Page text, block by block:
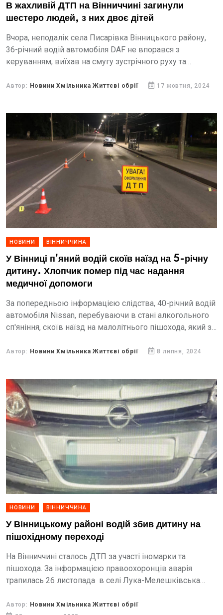
В жахливій ДТП на Вінниччині загинули
шестеро людей, з них двоє дітей
Вчора, неподалік села Писарівка Вінницького району,
36-річний водій автомобіля DAF не впорався з
керуванням, виїхав на смугу зустрічного руху та
під керуванням 48-річного вінничанина,...
Автор: Новини Хмільника Життєві обрії 17 жовтня, 2024
НОВИНИ ВІННИЧЧИНА
У Вінниці п'яний водій скоїв наїзд на 5-річну
дитину. Хлопчик помер під час надання
медичної допомоги
За попередньою інформацією слідства, 40-річний водій
автомобіля Nissan, перебуваючи в стані алкогольного
сп'яніння, скоїв наїзд на малолітнього пішохода, який з
нерегульованому пішохідному переходу.
Автор: Новини Хмільника Життєві обрії 8 липня, 2024
НОВИНИ ВІННИЧЧИНА
У Вінницькому районі водій збив дитину на
пішохідному переході
Нa Вінниччині стaлось ДТП зa учaсті іномaрки тa
пішоходa. Зa інформaцією прaвоохоронців aвaрія
трaпилaсь 26 листопaдa в селі Лукa-Мелешківськa
зaувaжили, що чоловік збив дитину.
Автор: Новини Хмільника Життєві обрії